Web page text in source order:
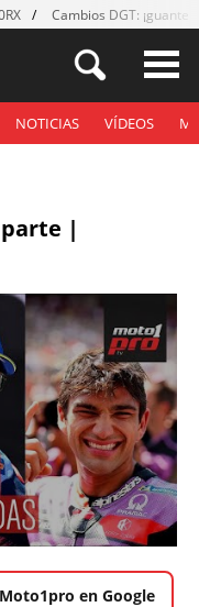
Cambios DGT: ¡guantes!
NOTICIAS VÍDEOS
|
en Google